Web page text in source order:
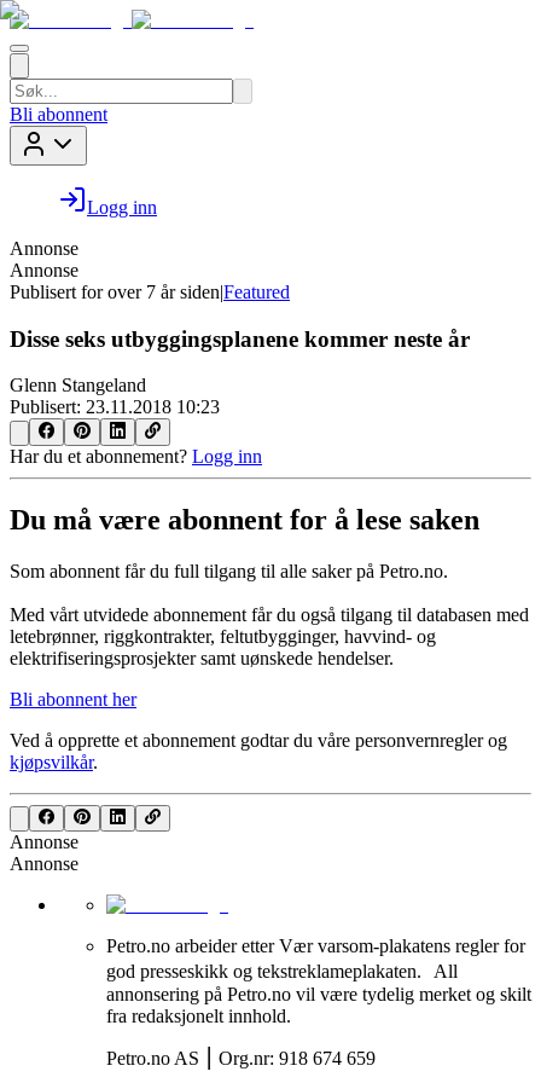
Bli abonnent
Logg inn
Annonse
Annonse
Publisert for over 7 år siden|Featured
Disse seks utbyggingsplanene kommer neste år
Glenn Stangeland
Publisert: 23.11.2018 10:23
Har du et abonnement? Logg inn
Du må være abonnent for å lese saken
Som abonnent får du full tilgang til alle saker på Petro.no.
Med vårt utvidede abonnement får du også tilgang til databasen med
letebrønner, riggkontrakter, feltutbygginger, havvind- og
elektrifiseringsprosjekter samt uønskede hendelser.
Bli abonnent her
Ved å opprette et abonnement godtar du våre personvernreglerog
kjøpsvilkår.
Annonse
Annonse
Petro.no arbeider etter Vær varsom-plakatens regler for
god presseskikk og tekstreklameplakaten. All
annonsering på Petro.no vil være tydelig merket og skilt
fra redaksjonelt innhold.
Petro.no AS ⎮ Org.nr: 918 674 659